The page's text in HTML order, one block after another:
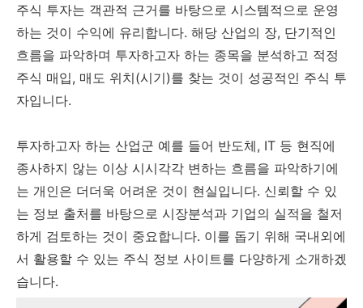
지 같이합니다
주식 투자는 객관적 근거를 바탕으로 시스템적으로 운영
하는 것이 수익에 유리합니다. 해당 산업의 장, 단기적인
흐름을 파악하며 투자하고자 하는 종목을 분석하고 적정
주식 매입, 매도 위치(시기)를 찾는 것이 성공적인 주식 투
자입니다.
투자하고자 하는 산업군 예를 들어 반도체, IT 등 현직에
종사하지 않는 이상 시시각각 변하는 흐름을 파악하기에
는 개인은 더더욱 어려운 것이 현실입니다. 신뢰할 수 있
는 정보 출처를 바탕으로 시장분석과 기업의 실적을 철저
하게 검토하는 것이 중요합니다. 이를 돕기 위해 국내외에
서 활용할 수 있는 주식 정보 사이트를 다양하게 소개하겠
습니다.